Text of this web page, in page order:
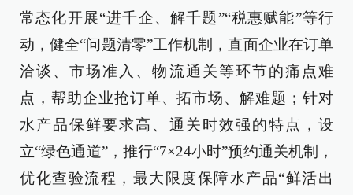
常态化开展“进千企、解千题”“税惠赋能”等行
动，健全“问题清零”工作机制，直面企业在订单
洽谈、市场准入、物流通关等环节的痛点难
点，帮助企业抢订单、拓市场、解难题；针对
水产品保鲜要求高、通关时效强的特点，设
立“绿色通道”，推行“7×24小时”预约通关机制，
优化查验流程，最大限度保障水产品“鲜活出